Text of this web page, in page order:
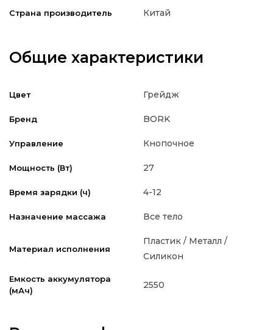
Страна производитель Китай
Общие характеристики
Цвет Грейдж
Бренд BORK
Управление Кнопочное
Мощность (Вт) 27
Время зарядки (ч) 4-12
Назначение массажа Все тело
Материал исполнения
Пластик / Металл /
Силикон
Емкость аккумулятора
(мАч)
2550